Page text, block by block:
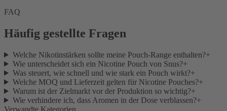
FAQ
Häufig gestellte Fragen
Welche Nikotinstärken sollte meine Pouch-Range enthalten?+
Wie unterscheidet sich ein Nicotine Pouch von Snus?+
Was steuert, wie schnell und wie stark ein Pouch wirkt?+
Welche MOQ und Lieferzeit gelten für Nicotine Pouches?+
Warum ist der Zielmarkt vor der Produktion so wichtig?+
Wie verhindere ich, dass Aromen in der Dose verblassen?+
Verwandte Kategorien